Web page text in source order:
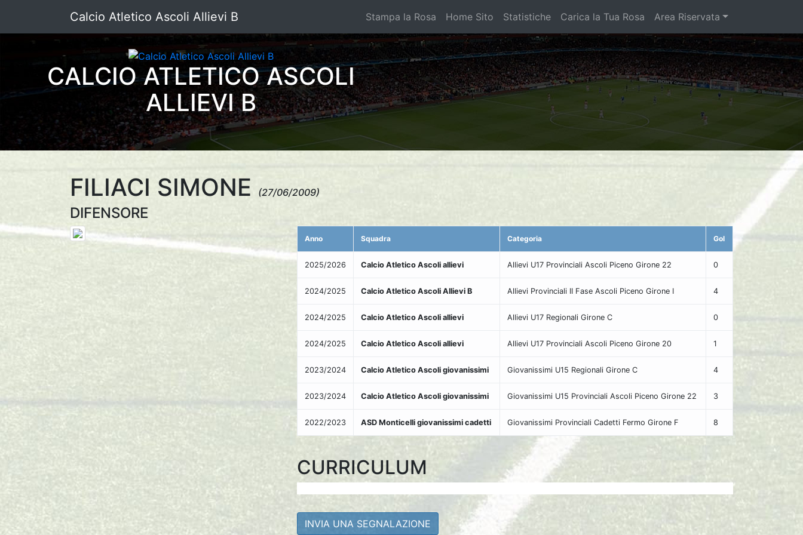
Calcio Atletico Ascoli Allievi B Stampa la Rosa Home Sito Statistiche Carica la Tua Rosa Area Riservata
CALCIO ATLETICO ASCOLI
ALLIEVI B
FILIACI SIMONE (27/06/2009)
DIFENSORE
Anno Squadra Categoria Gol
2025/2026 Calcio Atletico Ascoli allievi Allievi U17 Provinciali Ascoli Piceno Girone 22 0
2024/2025 Calcio Atletico Ascoli Allievi B Allievi Provinciali II Fase Ascoli Piceno Girone I 4
2024/2025 Calcio Atletico Ascoli allievi Allievi U17 Regionali Girone C 0
2024/2025 Calcio Atletico Ascoli allievi Allievi U17 Provinciali Ascoli Piceno Girone 20 1
2023/2024 Calcio Atletico Ascoli giovanissimi Giovanissimi U15 Regionali Girone C 4
2023/2024 Calcio Atletico Ascoli giovanissimi Giovanissimi U15 Provinciali Ascoli Piceno Girone 22 3
2022/2023 ASD Monticelli giovanissimi cadetti Giovanissimi Provinciali Cadetti Fermo Girone F 8
CURRICULUM
INVIA UNA SEGNALAZIONE